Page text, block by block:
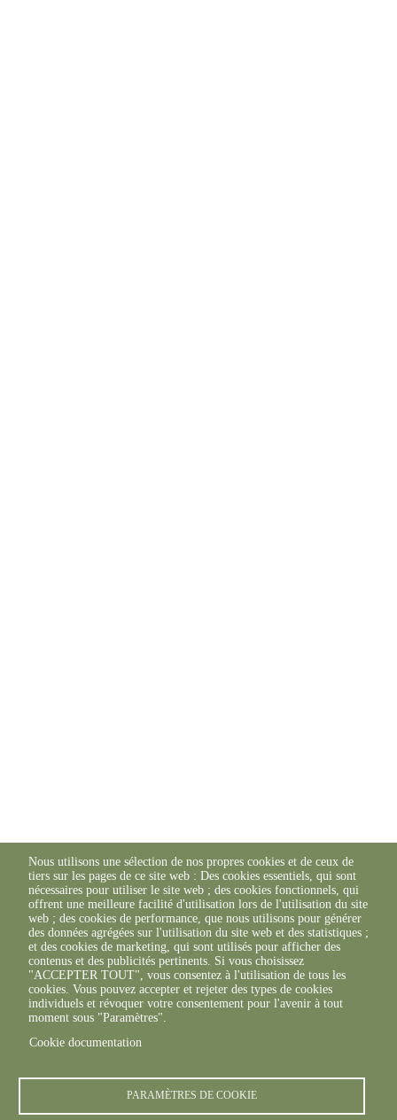
Nous utilisons une sélection de nos propres cookies et de ceux de
tiers sur les pages de ce site web : Des cookies essentiels, qui sont
nécessaires pour utiliser le site web ; des cookies fonctionnels, qui
offrent une meilleure facilité d'utilisation lors de l'utilisation du site
web ; des cookies de performance, que nous utilisons pour générer
des données agrégées sur l'utilisation du site web et des statistiques ;
et des cookies de marketing, qui sont utilisés pour afficher des
contenus et des publicités pertinents. Si vous choisissez
"ACCEPTER TOUT", vous consentez à l'utilisation de tous les
cookies. Vous pouvez accepter et rejeter des types de cookies
individuels et révoquer votre consentement pour l'avenir à tout
moment sous "Paramètres".
Cookie documentation
PARAMÈTRES DE COOKIE